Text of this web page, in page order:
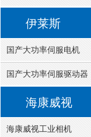
伊莱斯
国产大功率伺服电机
国产大功率伺服驱动器
海康威视
海康威视工业相机